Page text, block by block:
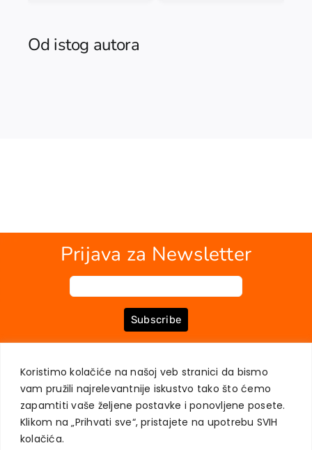
Koristimo kolačiće na našoj veb stranici da bismo
vam pružili najrelevantnije iskustvo tako što ćemo
zapamtiti vaše željene postavke i ponovljene posete.
Klikom na „Prihvati sve“, pristajete na upotrebu SVIH
kolačića.
Od istog autora
Prijava za Newsletter
Subscribe
MOJ NALOG
ZAŠTITA PRIVATNOSTI KORISNIKA